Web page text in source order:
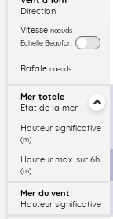
Direction
Vitesse nœuds
Echelle Beaufort
Rafale nœuds
Mer totale
État de la mer
Hauteur significative
(m)
Hauteur max. sur 6h
(m)
Mer du vent
Hauteur significative